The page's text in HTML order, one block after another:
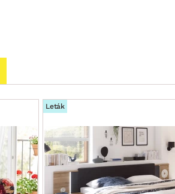
Leták